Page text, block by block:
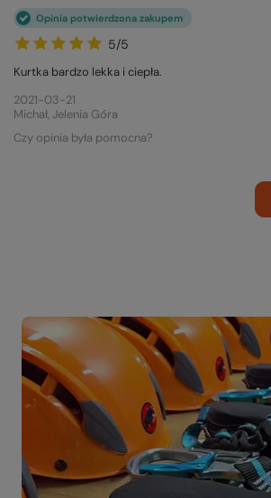
5/5
Opinia potwierdzona zakupem
Kurtka bardzo lekka i ciepła.
2021-03-21
Michał, Jelenia Góra
Czy opinia była pomocna?